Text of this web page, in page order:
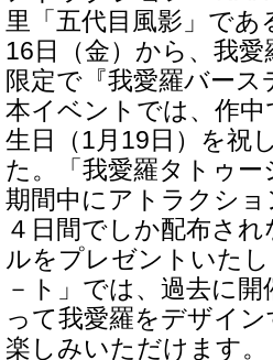
里「五代目風影」で
16日（金）から、我
限定で『我愛羅バー
本イベントでは、作中
生日（1月19日）を祝
た。「我愛羅タトゥ
期間中にアトラクシ
４日間でしか配布さ
ルをプレゼントいた
－ト」では、過去に
って我愛羅をデザイ
楽しみいただけます